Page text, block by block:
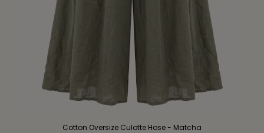
Cotton Oversize Culotte Hose - Matcha